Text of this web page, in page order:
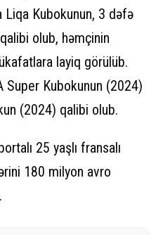
Liqa Kubokunun, 3 dəfə
olub, həmçinin
layiq görülüb.
Super Kubokunun (2024)
(2024) qalibi olub.
25 yaşlı fransalı
180 milyon avro